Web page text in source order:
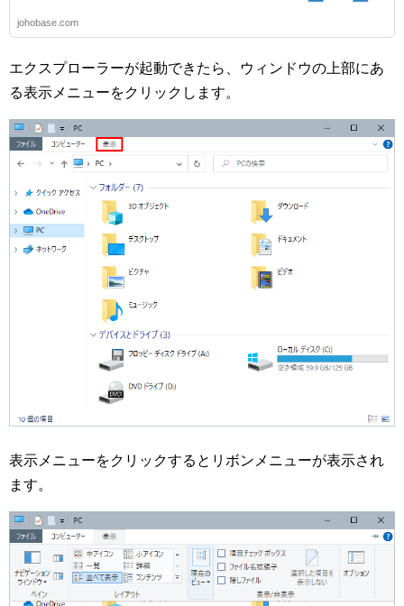
johobase.com
エクスプローラーが起動できたら、ウィンドウの上部にあ
る表示メニューをクリックします。
表示メニューをクリックするとリボンメニューが表示され
ます。